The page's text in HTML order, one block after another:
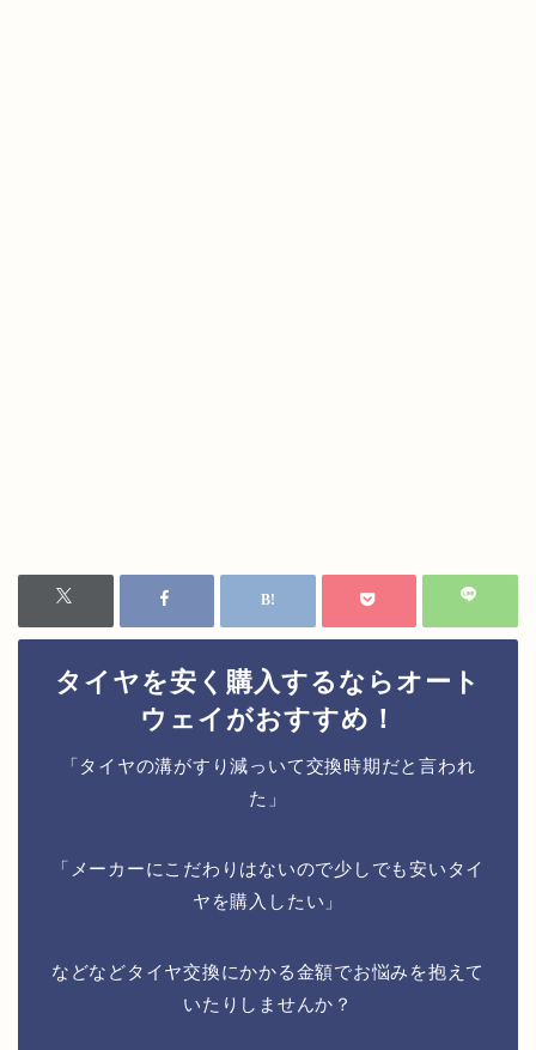
タイヤを安く購入するならオート
ウェイがおすすめ！
「タイヤの溝がすり減っいて交換時期だと言われ
た」
「メーカーにこだわりはないので少しでも安いタイ
ヤを購入したい」
などなどタイヤ交換にかかる金額でお悩みを抱えて
いたりしませんか？